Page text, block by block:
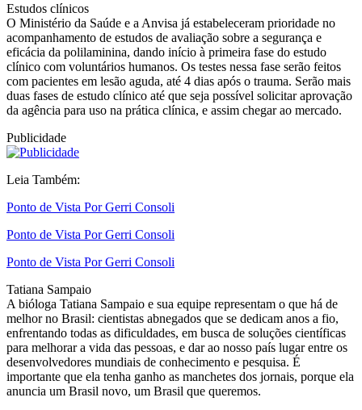
Estudos clínicos
O Ministério da Saúde e a Anvisa já estabeleceram prioridade no
acompanhamento de estudos de avaliação sobre a segurança e
eficácia da polilaminina, dando início à primeira fase do estudo
clínico com voluntários humanos. Os testes nessa fase serão feitos
com pacientes em lesão aguda, até 4 dias após o trauma. Serão mais
duas fases de estudo clínico até que seja possível solicitar aprovação
da agência para uso na prática clínica, e assim chegar ao mercado.
Publicidade
Leia Também:
Ponto de Vista Por Gerri Consoli
Ponto de Vista Por Gerri Consoli
Ponto de Vista Por Gerri Consoli
Tatiana Sampaio
A bióloga Tatiana Sampaio e sua equipe representam o que há de
melhor no Brasil: cientistas abnegados que se dedicam anos a fio,
enfrentando todas as dificuldades, em busca de soluções científicas
para melhorar a vida das pessoas, e dar ao nosso país lugar entre os
desenvolvedores mundiais de conhecimento e pesquisa. É
importante que ela tenha ganho as manchetes dos jornais, porque ela
anuncia um Brasil novo, um Brasil que queremos.